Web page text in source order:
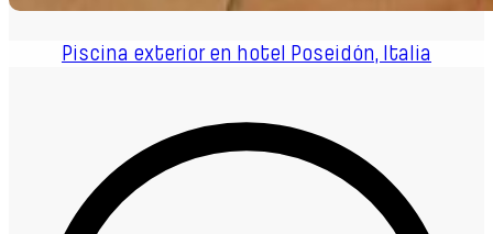
Piscina exterior en hotel Poseidón, Italia